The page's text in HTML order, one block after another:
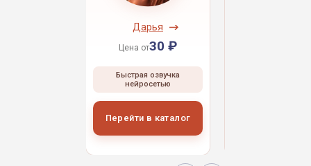
Дарья
Цена от30 ₽
Быстрая озвучка
нейросетью
Перейти в каталог